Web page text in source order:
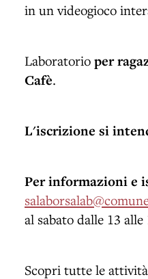
in un videogioco
Laboratorio per
Cafè.
L'iscrizione si
Per informazioni e
al sabato dalle 13 alle
Scopri tutte le